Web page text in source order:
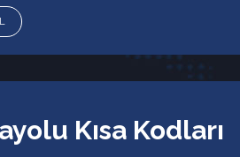
Kısa Kodları